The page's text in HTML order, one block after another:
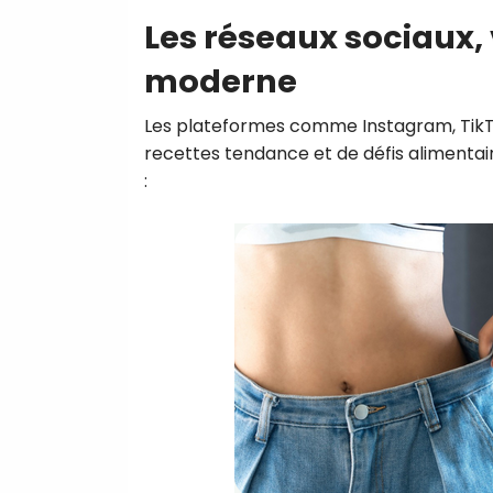
Les réseaux
moderne
Les plateformes comme Instagram,
recettes tendance et de défis
: